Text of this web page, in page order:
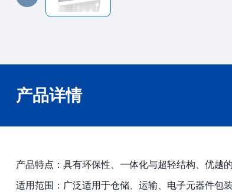
产品详情
产品特点：具有环保性、一体化与超轻结构、优越
适用范围：广泛适用于仓储、运输、电子元器件包